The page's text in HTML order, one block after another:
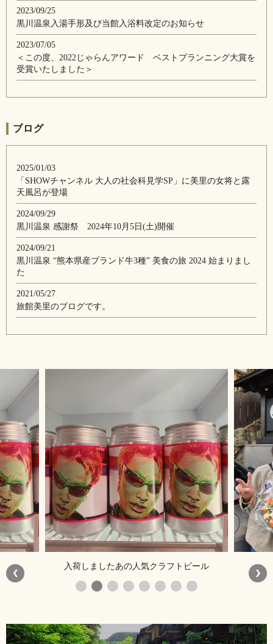
2023/09/25
黒川温泉入湯手形及び当館入浴料改定のお知らせ
2023/07/05
＜この度、2022じゃらんアワード ベストプランニング大賞を
受賞いたしました＞
ブログ
2025/01/03
「SHOWチャンネル 大人の社会科見学SP」に美里の女将と露
天風呂が登場
2024/09/29
黒川温泉 感謝祭 2024年10月5日(土)開催
2024/09/21
黒川温泉 “熊本県産ブランド牛3種” 美食の旅 2024 始まりまし
た
2021/05/27
旅館美里のブログです。
入荷しましたあの人気クラフトビール